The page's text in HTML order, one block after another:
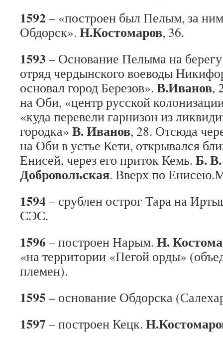
1592 – «построен был Пелым, за
Обдорск». Н.Костомаров, 36.
1593 – Основание Пелыма на
отряд чердынского воеводы
основал город Березов». В.Иванов,
на Оби, «центр русской
«куда перевели гарнизон из
городка» В. Иванов, 28. Отсюда
на Оби в устье Кети, открывался
Енисей, через его приток Кемь. Б.
Добровольская. Вверх по
1594 – срублен острог Тара на
СЭС.
1596 – построен Нарым. Н.
«на территории «Пегой орды»
племен).
1595 – основание Обдорска
1597 – построен Кецк.